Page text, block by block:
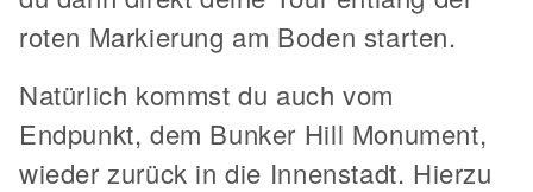
roten Markierung am Boden starten.
Natürlich kommst du auch vom
Endpunkt, dem Bunker Hill Monument,
wieder zurück in die Innenstadt. Hierzu